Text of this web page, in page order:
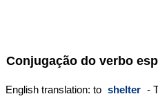
Conjugação do verbo
English translation: to shelter -